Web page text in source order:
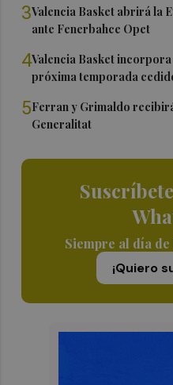
3Valencia Basket abrirá la
ante Fenerbahce Opet
4Valencia Basket
próxima temporada
5Ferran y Grimaldo
Generalitat
Siempre al día
¡Quiero